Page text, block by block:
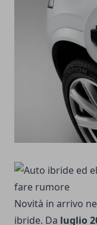
Novità in arrivo
ibride. Da luglio